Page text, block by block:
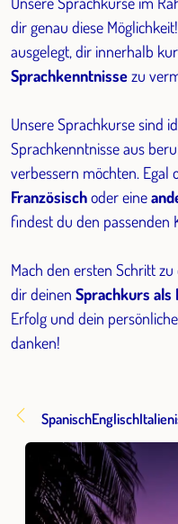
dir genau diese
ausgelegt, dir innerhalb
Sprachkenntnissezu
Unsere Sprachkurse sind
Sprachkenntnisse aus
verbessern möchten. Egal
Französischoder eine
findest du den passenden
Mach den ersten Schritt
dir deinen Sprachkurs als
Erfolg und dein
danken!
SpanischEnglisch